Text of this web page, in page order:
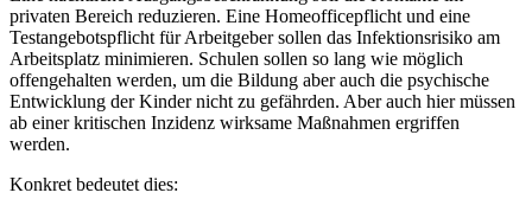
privaten Bereich reduzieren. Eine Homeofficepflicht und eine
Testangebotspflicht für Arbeitgeber sollen das Infektionsrisiko am
Arbeitsplatz minimieren. Schulen sollen so lang wie möglich
offengehalten werden, um die Bildung aber auch die psychische
Entwicklung der Kinder nicht zu gefährden. Aber auch hier müssen
ab einer kritischen Inzidenz wirksame Maßnahmen ergriffen
werden.
Konkret bedeutet dies: